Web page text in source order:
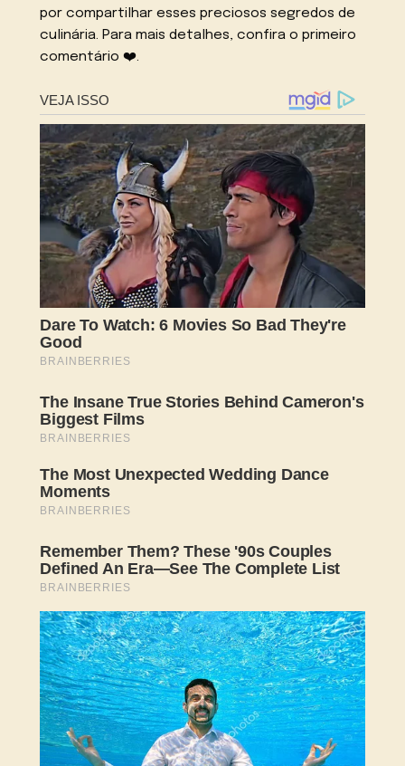
por compartilhar esses preciosos segredos de
culinária. Para mais detalhes, confira o primeiro
comentário ❤️.